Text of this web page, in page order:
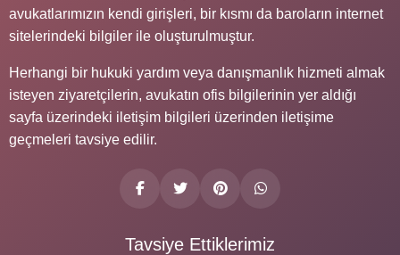
avukatlarımızın kendi girişleri, bir kısmı da baroların internet
sitelerindeki bilgiler ile oluşturulmuştur.
Herhangi bir hukuki yardım veya danışmanlık hizmeti almak
isteyen ziyaretçilerin, avukatın ofis bilgilerinin yer aldığı
sayfa üzerindeki iletişim bilgileri üzerinden iletişime
geçmeleri tavsiye edilir.
Tavsiye Ettiklerimiz